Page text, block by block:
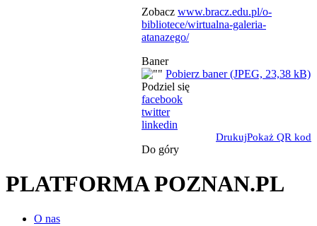
Zobacz www.bracz.edu.pl/o-
bibliotece/wirtualna-galeria-
atanazego/
Baner
Pobierz baner (JPEG, 23,38 kB)
Podziel się
facebook
twitter
linkedin
DrukujPokaż QR kod
Do góry
PLATFORMA POZNAN.PL
O nas